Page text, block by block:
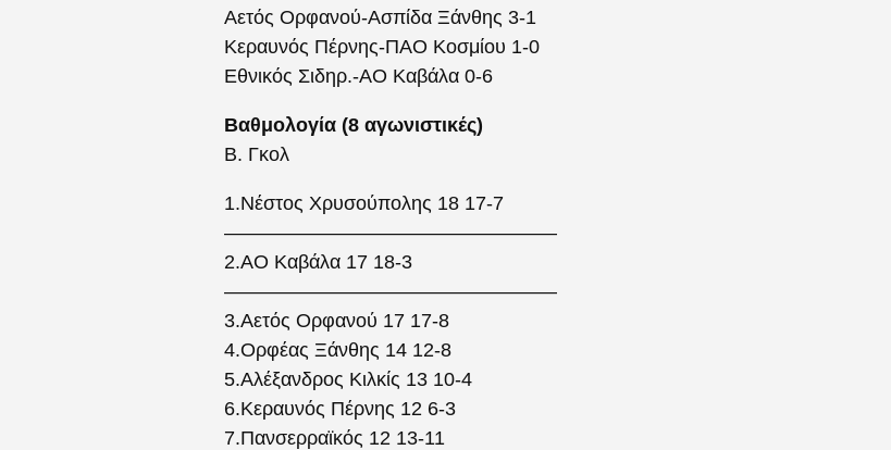
Αετός Ορφανού-Ασπίδα Ξάνθης 3-1
Κεραυνός Πέρνης-ΠΑΟ Κοσμίου 1-0
Εθνικός Σιδηρ.-ΑΟ Καβάλα 0-6
Βαθμολογία (8 αγωνιστικές)
Β. Γκολ
1.Νέστος Χρυσούπολης 18 17-7
—————————————————
2.ΑΟ Καβάλα 17 18-3
—————————————————
3.Αετός Ορφανού 17 17-8
4.Ορφέας Ξάνθης 14 12-8
5.Αλέξανδρος Κιλκίς 13 10-4
6.Κεραυνός Πέρνης 12 6-3
7.Πανσερραϊκός 12 13-11